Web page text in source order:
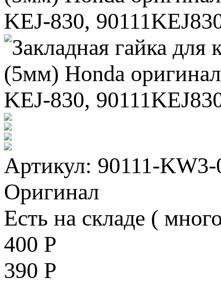
Артикул: 90111-KW3-
Оригинал
Есть на складе (
400 Р
390 Р